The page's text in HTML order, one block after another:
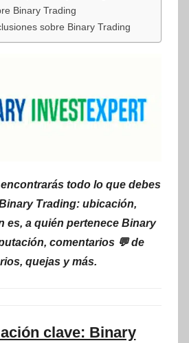
Binary Trading
sobre Binary Trading
todo lo que debes
Trading: ubicación,
es, a quién pertenece Binary
comentarios 💬 de
quejas y más.
clave: Binary